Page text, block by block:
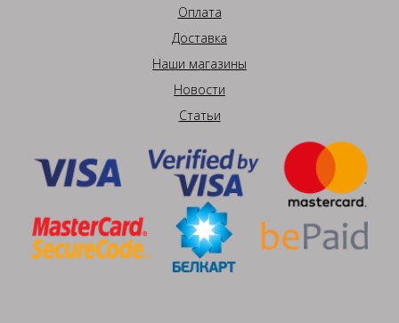
Оплата
Доставка
Наши магазины
Новости
Статьи